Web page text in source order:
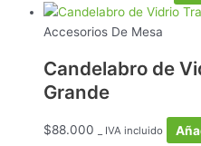
Accesorios De Mesa
Candelabro de
Grande
$88.000 _ IVA incluido